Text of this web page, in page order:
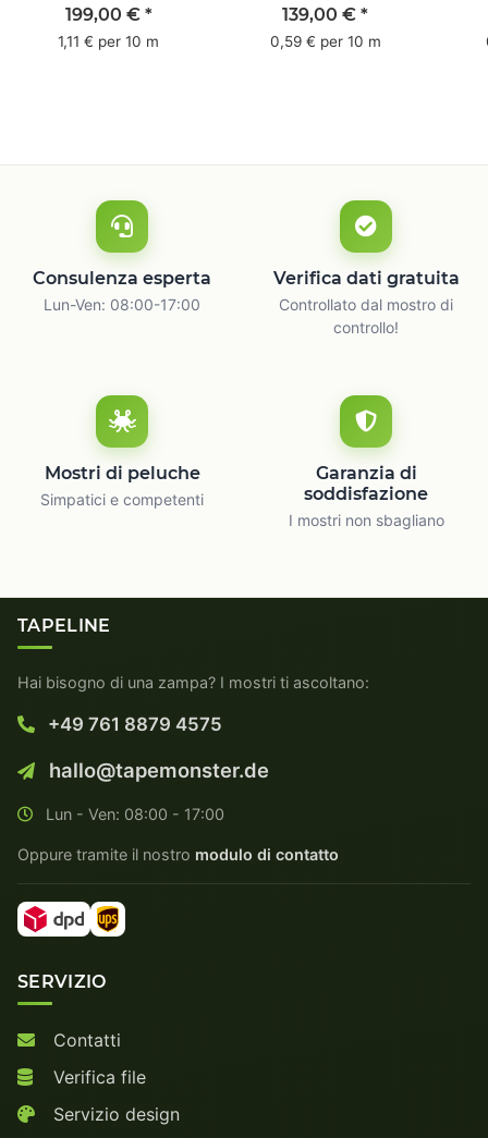
logo - 1 colore - 50
mm x 50 m - caucciù
199,00 € *
1,11 € per 10 m
1 colore - 48 mm x
66 m
139,00 € *
0,59 € per 10 m
Consulenza esperta
Lun-Ven: 08:00-17:00
Verifica dati gratuita
Controllato dal mostro di
controllo!
Mostri di peluche
Simpatici e competenti
Garanzia di
soddisfazione
I mostri non sbagliano
TAPELINE
Hai bisogno di una zampa? I mostri ti ascoltano:
+49 761 8879 4575
hallo@tapemonster.de
Lun - Ven: 08:00 - 17:00
Oppure tramite il nostro modulo di contatto
SERVIZIO
Contatti
Verifica file
Servizio design